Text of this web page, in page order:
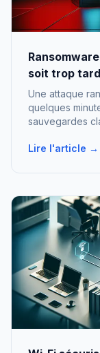
soit trop tard
Une attaque
quelques
sauvegardes
Lire l'article →